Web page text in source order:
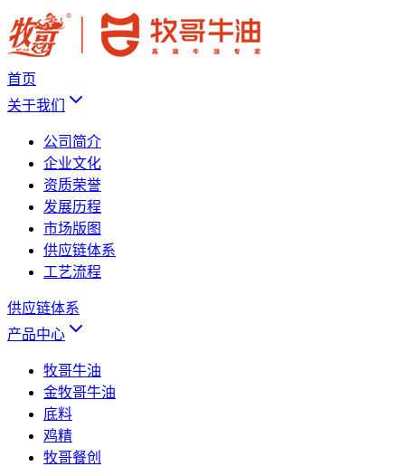
首页
关于我们
公司简介
企业文化
资质荣誉
发展历程
市场版图
供应链体系
工艺流程
供应链体系
产品中心
牧哥牛油
金牧哥牛油
底料
鸡精
牧哥餐创